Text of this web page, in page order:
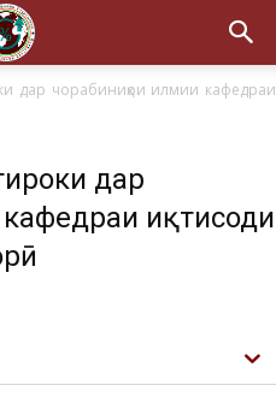
дар чорабиниҳои илмии кафедраи
дар
иқтисоди